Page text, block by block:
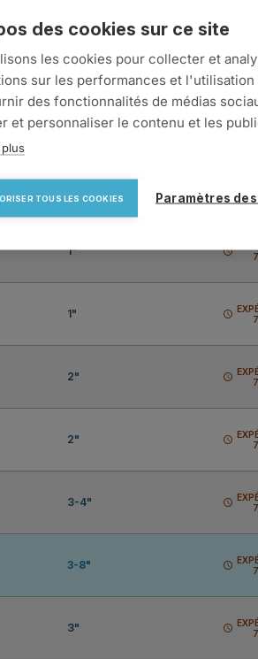
des cookies sur ce site
les cookies pour collecter et
sur les performances et l'utilisation
des fonctionnalités de médias
et personnaliser le contenu et les
plus
TOUS LES COOKIES Paramètres
FILETAGE
1-2" schedule
1" schedule
1" schedule
2" schedule
2" schedule
3-4" schedule
3-8" schedule
3" schedule